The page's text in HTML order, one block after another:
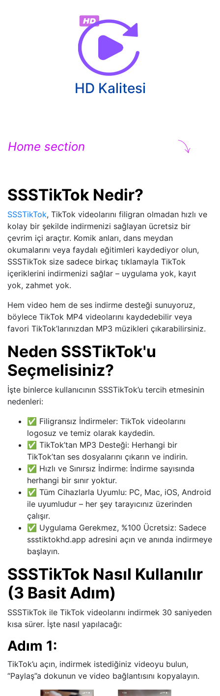
HD Kalitesi
Home section
SSSTikTok Nedir?
SSSTikTok, TikTok videolarını filigran olmadan hızlı ve
kolay bir şekilde indirmenizi sağlayan ücretsiz bir
çevrim içi araçtır. Komik anları, dans meydan
okumalarını veya faydalı eğitimleri kaydediyor olun,
SSSTikTok size sadece birkaç tıklamayla TikTok
içeriklerini indirmenizi sağlar – uygulama yok, kayıt
yok, zahmet yok.
Hem video hem de ses indirme desteği sunuyoruz,
böylece TikTok MP4 videolarını kaydedebilir veya
favori TikTok’larınızdan MP3 müzikleri çıkarabilirsiniz.
Neden SSSTikTok'u
Seçmelisiniz?
İşte binlerce kullanıcının SSSTikTok’u tercih etmesinin
nedenleri:
✅ Filigransız İndirmeler: TikTok videolarını
logosuz ve temiz olarak kaydedin.
✅ TikTok’tan MP3 Desteği: Herhangi bir
TikTok’tan ses dosyalarını çıkarın ve indirin.
✅ Hızlı ve Sınırsız İndirme: İndirme sayısında
herhangi bir sınır yoktur.
✅ Tüm Cihazlarla Uyumlu: PC, Mac, iOS, Android
ile uyumludur – her şey tarayıcınız üzerinden
çalışır.
✅ Uygulama Gerekmez, %100 Ücretsiz: Sadece
ssstiktokhd.app adresini açın ve anında indirmeye
başlayın.
SSSTikTok Nasıl Kullanılır
(3 Basit Adım)
SSSTikTok ile TikTok videolarını indirmek 30 saniyeden
kısa sürer. İşte nasıl yapılacağı:
Adım 1:
TikTok’u açın, indirmek istediğiniz videoyu bulun,
“Paylaş”a dokunun ve video bağlantısını kopyalayın.